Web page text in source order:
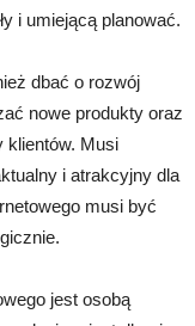
i umiejącą planować.
dbać o rozwój
nowe produkty oraz
klientów. Musi
i atrakcyjny dla
musi być
jest osobą